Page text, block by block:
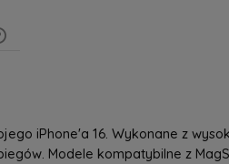
iPhone'a 16. Wykonane z
Modele kompatybilne z